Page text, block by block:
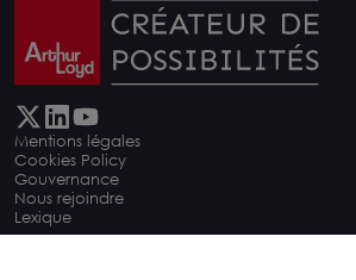
Mentions légales
Cookies Policy
Gouvernance
Nous rejoindre
Lexique